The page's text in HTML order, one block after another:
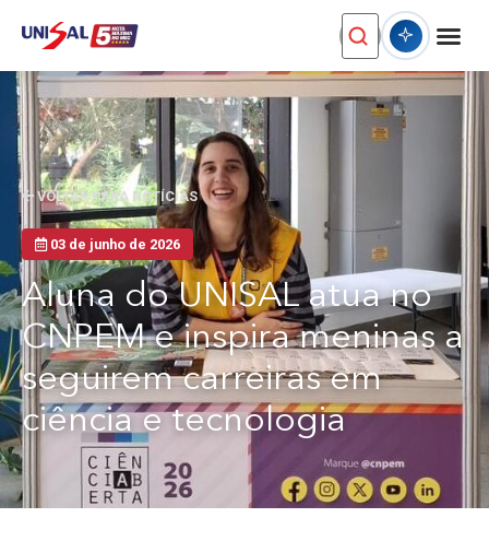
VOLTAR PARA NOTÍCIAS
03 de junho de 2026
Aluna do UNISAL atua no
CNPEM e inspira meninas a
seguirem carreiras em
ciência e tecnologia